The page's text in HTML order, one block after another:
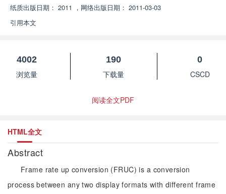
纸质出版日期： 2011 ， 网络出版日期： 2011-03-03
引用本文
4002
浏览量
190
下载量
0
CSCD
阅读全文PDF
HTML全文
Abstract
Frame rate up conversion (FRUC) is a conversion
process between any two display formats with different frame